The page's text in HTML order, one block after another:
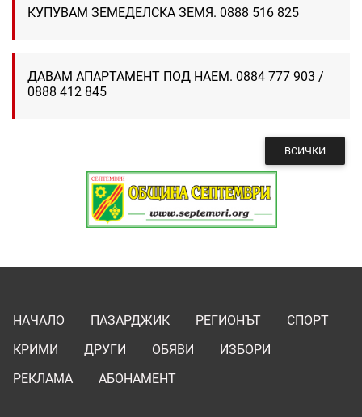
КУПУВАМ ЗЕМЕДЕЛСКА ЗЕМЯ. 0888 516 825
ДАВАМ АПАРТАМЕНТ ПОД НАЕМ. 0884 777 903 /
0888 412 845
ВСИЧКИ
НАЧАЛО ПАЗАРДЖИК РЕГИОНЪТ
СПОРТ
КРИМИ
ДРУГИ ОБЯВИ
ИЗБОРИ
РЕКЛАМА
АБОНАМЕНТ